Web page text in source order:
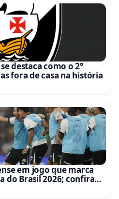
destaca como o 2°
fora de casa na história
em jogo que marca
do Brasil 2026; confira